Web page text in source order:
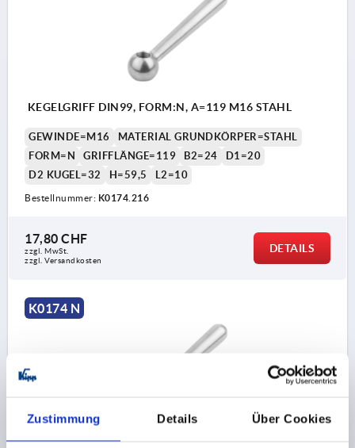
Zustimmung Details Über Cookies
KEGELGRIFF DIN99, FORM:N, A=119 M16 STAHL
GEWINDE=M16
MATERIAL GRUNDKÖRPER=STAHL
FORM=N
GRIFFLÄNGE=119 B2=24
D1=20
D2 KUGEL=32
H=59,5 L2=10
Bestellnummer: K0174.216
17,80 CHF
zzgl. MwSt.
zzgl. Versandkosten
DETAILS
K0174 N
KEGELGRIFF DIN99, FORM:N, A=152 M20 STAHL